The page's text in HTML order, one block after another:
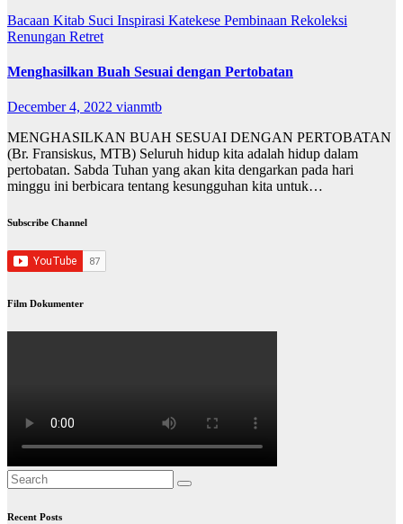
Bacaan Kitab Suci Inspirasi Katekese Pembinaan Rekoleksi
Renungan Retret
Menghasilkan Buah Sesuai dengan Pertobatan
December 4, 2022 vianmtb
MENGHASILKAN BUAH SESUAI DENGAN PERTOBATAN
(Br. Fransiskus, MTB) Seluruh hidup kita adalah hidup dalam
pertobatan. Sabda Tuhan yang akan kita dengarkan pada hari
minggu ini berbicara tentang kesungguhan kita untuk…
Subscribe Channel
Film Dokumenter
Recent Posts